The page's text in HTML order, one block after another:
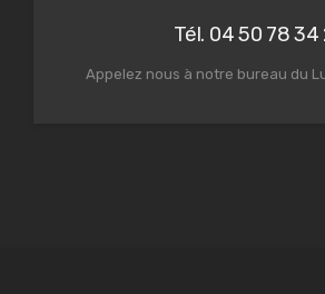
Tél. 04 50 78 34
Appelez nous à notre bureau du